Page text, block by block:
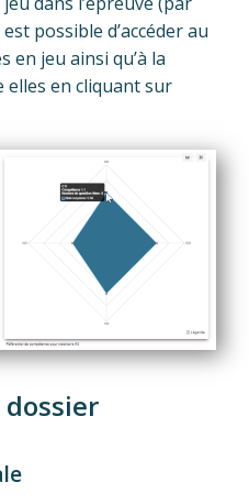
possible d’accéder au
en jeu ainsi qu’à la
elles en cliquant sur